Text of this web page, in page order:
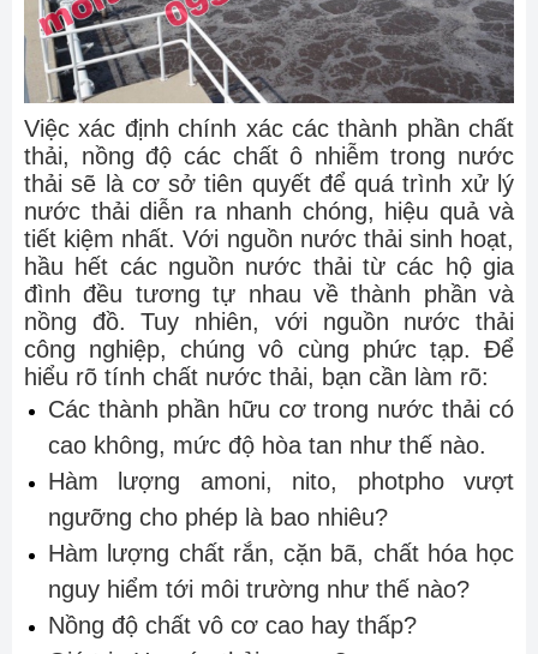
Việc xác định chính xác các thành phần chất
thải, nồng độ các chất ô nhiễm trong nước
thải sẽ là cơ sở tiên quyết để quá trình xử lý
nước thải diễn ra nhanh chóng, hiệu quả và
tiết kiệm nhất. Với nguồn nước thải sinh hoạt,
hầu hết các nguồn nước thải từ các hộ gia
đình đều tương tự nhau về thành phần và
nồng đồ. Tuy nhiên, với nguồn nước thải
công nghiệp, chúng vô cùng phức tạp. Để
hiểu rõ tính chất nước thải, bạn cần làm rõ:
Các thành phần hữu cơ trong nước thải có
cao không, mức độ hòa tan như thế nào.
Hàm lượng amoni, nito, photpho vượt
ngưỡng cho phép là bao nhiêu?
Hàm lượng chất rắn, cặn bã, chất hóa học
nguy hiểm tới môi trường như thế nào?
Nồng độ chất vô cơ cao hay thấp?